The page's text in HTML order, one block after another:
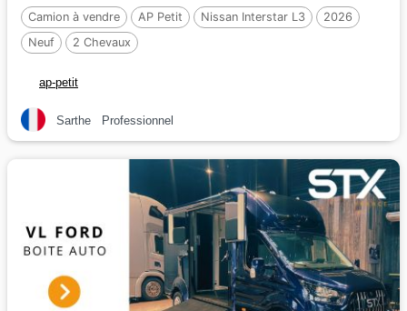
Camion à vendre AP Petit Nissan Interstar L3
2026
Neuf
2 Chevaux
ap-petit
Sarthe Professionnel